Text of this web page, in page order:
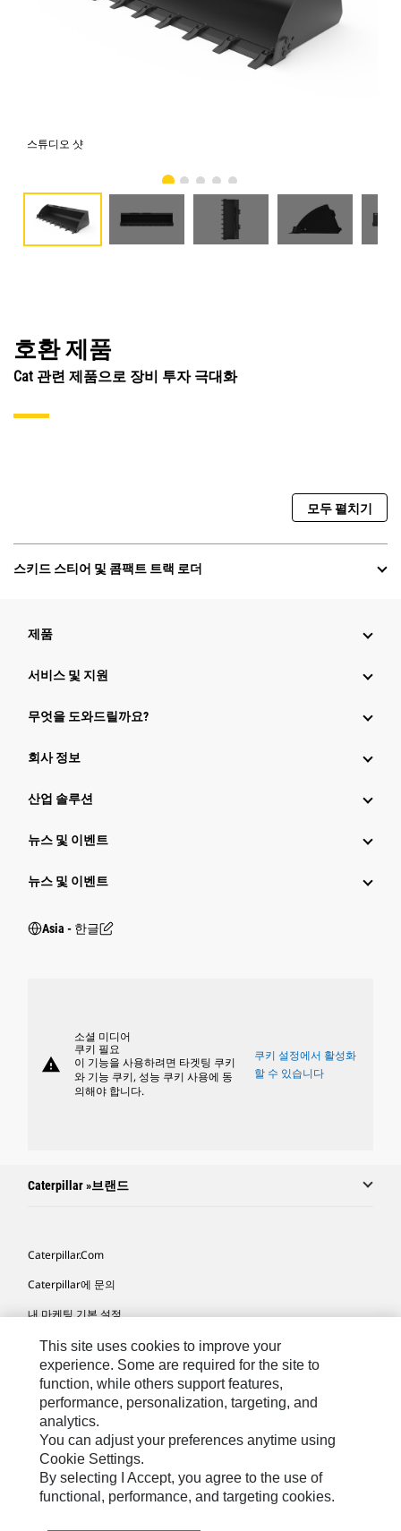
스튜디오 샷
호환 제품
Cat 관련 제품으로 장비 투자 극대화
모두 펼치기
스키드 스티어 및 콤팩트 트랙 로더
제품
서비스 및 지원
무엇을 도와드릴까요?
회사 정보
산업 솔루션
뉴스 및 이벤트
뉴스 및 이벤트
Asia - 한글
warning
소셜 미디어
쿠키 필요
이 기능을 사용하려면 타겟팅 쿠키
와 기능 쿠키, 성능 쿠키 사용에 동
의해야 합니다.
쿠키 설정에서 활성화
할 수 있습니다
Caterpillar »브랜드
Caterpillar.com
Caterpillar에 문의
내 마케팅 기본 설정
사이트 맵
Cookie Settings
법적 고지
개인정보취급방침
위치정보 이용약관
This site uses cookies to improve your
experience. Some are required for the site to
function, while others support features,
performance, personalization, targeting, and
analytics.
You can adjust your preferences anytime using
Cookie Settings.
By selecting I Accept, you agree to the use of
functional, performance, and targeting cookies.